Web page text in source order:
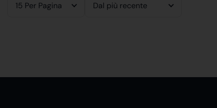
15 Per Pagina Dal più recente